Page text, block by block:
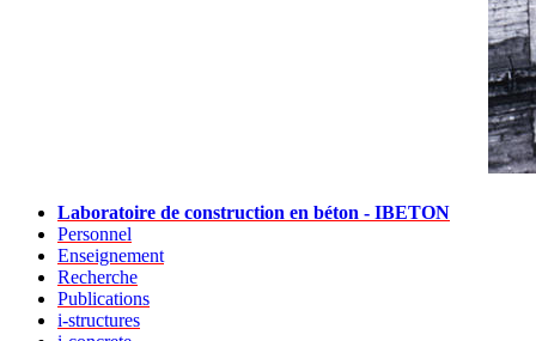
Laboratoire de construction en béton - IBETON
Personnel
Enseignement
Recherche
Publications
i-structures